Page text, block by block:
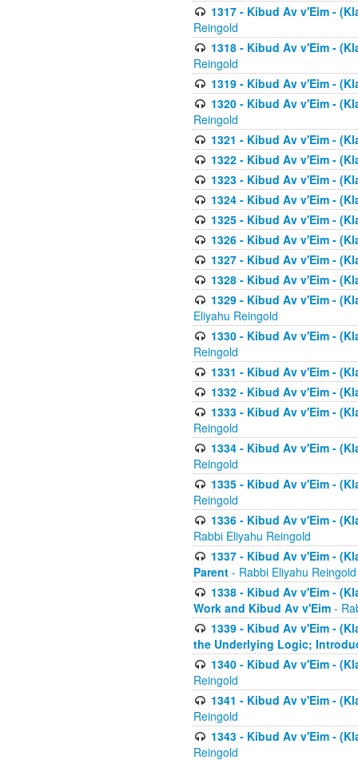
1317 - Kibud Av v'Eim -
Reingold
1318 - Kibud Av v'Eim -
Reingold
1319 - Kibud Av v'Eim -
1320 - Kibud Av v'Eim -
Reingold
1321 - Kibud Av v'Eim -
1322 - Kibud Av v'Eim -
1323 - Kibud Av v'Eim -
1324 - Kibud Av v'Eim -
1325 - Kibud Av v'Eim -
1326 - Kibud Av v'Eim -
1327 - Kibud Av v'Eim -
1328 - Kibud Av v'Eim -
1329 - Kibud Av v'Eim -
Eliyahu Reingold
1330 - Kibud Av v'Eim -
Reingold
1331 - Kibud Av v'Eim -
1332 - Kibud Av v'Eim -
1333 - Kibud Av v'Eim -
Reingold
1334 - Kibud Av v'Eim -
Reingold
1335 - Kibud Av v'Eim -
Reingold
1336 - Kibud Av v'Eim -
Rabbi Eliyahu Reingold
1337 - Kibud Av v'Eim -
Parent - Rabbi Eliyahu Reingold
1338 - Kibud Av v'Eim -
Work and Kibud Av v'Eim -
1339 - Kibud Av v'Eim -
the Underlying Logic;
1340 - Kibud Av v'Eim -
Reingold
1341 - Kibud Av v'Eim -
Reingold
1343 - Kibud Av v'Eim -
Reingold